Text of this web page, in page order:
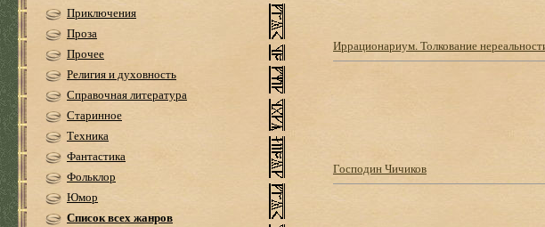
Приключения
Проза
Прочее
Религия и духовность
Справочная литература
Старинное
Техника
Фантастика
Фольклор
Юмор
Список всех жанров
Иррационариум. Толкование
Господин Чичиков